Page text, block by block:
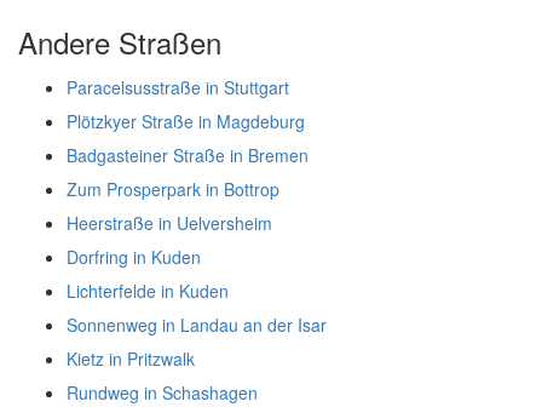
Andere Straßen
Paracelsusstraße in Stuttgart
Plötzkyer Straße in Magdeburg
Badgasteiner Straße in Bremen
Zum Prosperpark in Bottrop
Heerstraße in Uelversheim
Dorfring in Kuden
Lichterfelde in Kuden
Sonnenweg in Landau an der Isar
Kietz in Pritzwalk
Rundweg in Schashagen